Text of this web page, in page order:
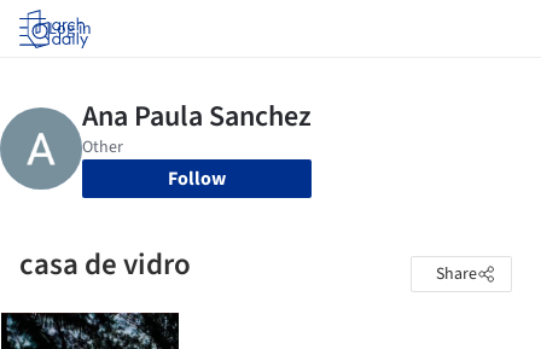
Log in
Follow
casa de vidro Share